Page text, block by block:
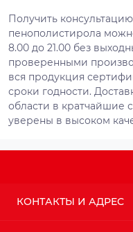
Получить
пенополистирола
8.00 до 21.00 без
проверенными
вся продукция
сроки годности.
области в кратчайшие
уверены в высоком
КОНТАКТЫ И АДРЕС